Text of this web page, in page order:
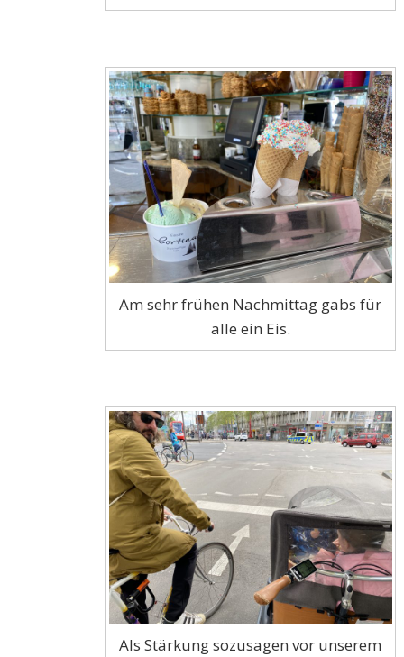
Am sehr frühen Nachmittag gabs für
alle ein Eis.
Als Stärkung sozusagen vor unserem